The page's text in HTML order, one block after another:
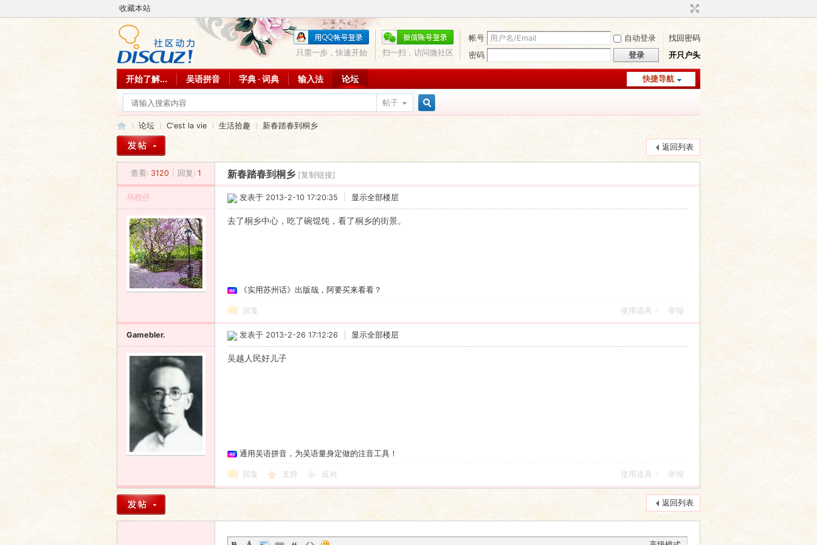
收藏本站
帐号 自动登录
找回密码
密码
登录 开只户头
扫一扫，访问微社区
只需一步，快速开始
快捷导航
开始了解... 吴语拼音 字典 · 词典 输入法 论坛
帖子
论坛
›
C'est la vie 生活拾趣
›
新春踏春到桐乡
返回列表
查看: 3120 回复: 1 新春踏春到桐乡 [复制链接]
乌程仔 发表于 2013-2-10 17:20:35 显示全部楼层
去了桐乡中心，吃了碗馄饨，看了桐乡的街景。
《实用苏州话》出版哉，阿要买来看看？
回复 使用道具 举报
Gamebler. 发表于 2013-2-26 17:12:26 显示全部楼层
吴越人民好儿子
通用吴语拼音，为吴语量身定做的注音工具！
回复 支持 反对 使用道具 举报
返回列表